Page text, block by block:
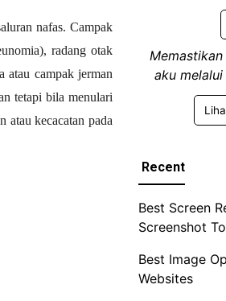
nafas. Campak
radang otak
atau campak jerman
tetapi bila menulari
atau kecacatan pada
aku
Recent
Best Screen
Screenshot
Best Image
Websites